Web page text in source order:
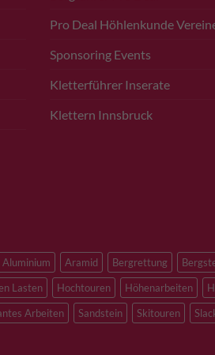
Pro Deal Höhlenkunde
Sponsoring Events
Kletterführer Inserate
Klettern Innsbruck
Aluminium Aramid Bergrettung
Lasten Hochtouren Höhenarbeiten
Arbeiten Sandstein Skitouren